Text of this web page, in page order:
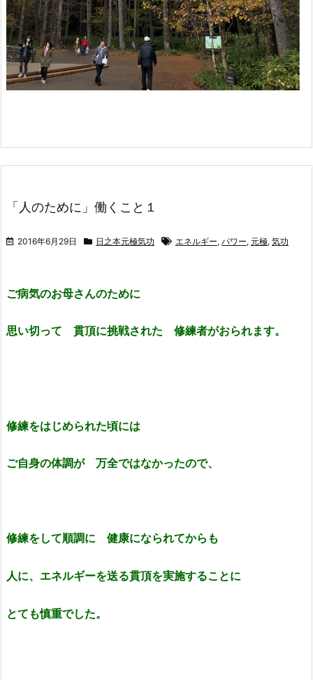
「人のために」働くこと１
2016年6月29日 日之本元極気功 エネルギー, パワー, 元極, 気功
ご病気のお母さんのために
思い切って 貫頂に挑戦された 修練者がおられます。
修練をはじめられた頃には
ご自身の体調が 万全ではなかったので、
修練をして順調に 健康になられてからも
人に、エネルギーを送る貫頂を実施することに
とても慎重でした。